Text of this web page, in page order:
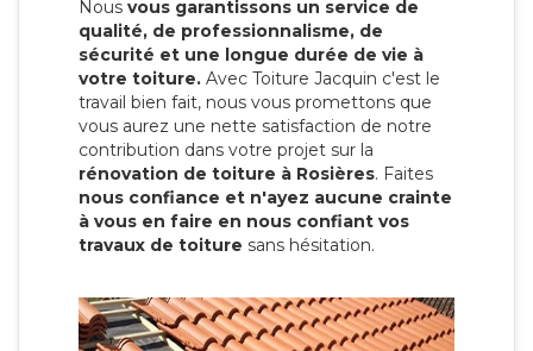
Nous vous garantissons un service de
qualité, de professionnalisme, de
sécurité et une longue durée de vie à
votre toiture. Avec Toiture Jacquin c'est le
travail bien fait, nous vous promettons que
vous aurez une nette satisfaction de notre
contribution dans votre projet sur la
rénovation de toiture à Rosières. Faites
nous confiance et n'ayez aucune crainte
à vous en faire en nous confiant vos
travaux de toiture sans hésitation.